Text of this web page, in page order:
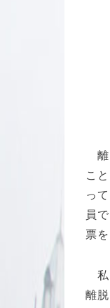
離
こ
っ
員
票
私
離